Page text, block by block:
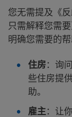
您无需提及《
只需解释您需
明确您需要的帮
住房：询
些住房提
助。
雇主：让